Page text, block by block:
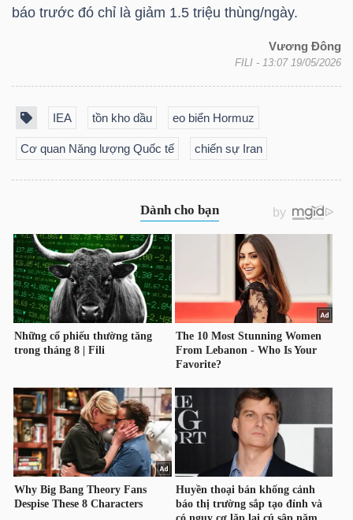
báo trước đó chỉ là giảm 1.5 triệu thùng/ngày.
Vương Đông
FILI - 13:07 19/05/2026
IEA tồn kho dầu eo biển Hormuz
Cơ quan Năng lượng Quốc tế chiến sự Iran
PHÁI
ĐẦU
TƯ
TRUY
DỮ
LIỆU
Ngành
(-)
VS-